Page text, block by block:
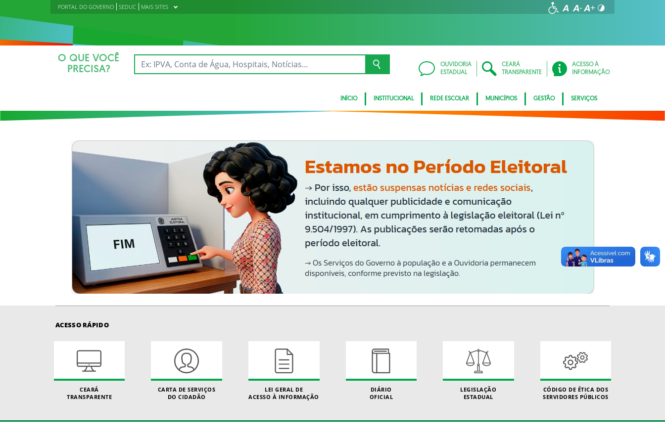
PORTAL DO GOVERNO SEDUC MAIS SITES
O QUE VOCÊ
PRECISA?
OUVIDORIA
ESTADUAL
CEARÁ
TRANSPARENTE
ACESSO À
INFORMAÇÃO
INÍCIO INSTITUCIONAL REDE ESCOLAR MUNICÍPIOS GESTÃO SERVIÇOS
ACESSO RÁPIDO
CEARÁ
TRANSPARENTE
CARTA DE SERVIÇOS
DO CIDADÃO
LEI GERAL DE
ACESSO À INFORMAÇÃO
DIÁRIO
OFICIAL
LEGISLAÇÃO
ESTADUAL
CÓDIGO DE ÉTICA DOS
SERVIDORES PÚBLICOS